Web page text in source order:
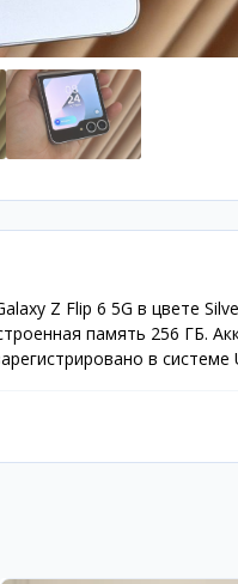
Z Flip 6 5G в цвете
память 256 ГБ.
в